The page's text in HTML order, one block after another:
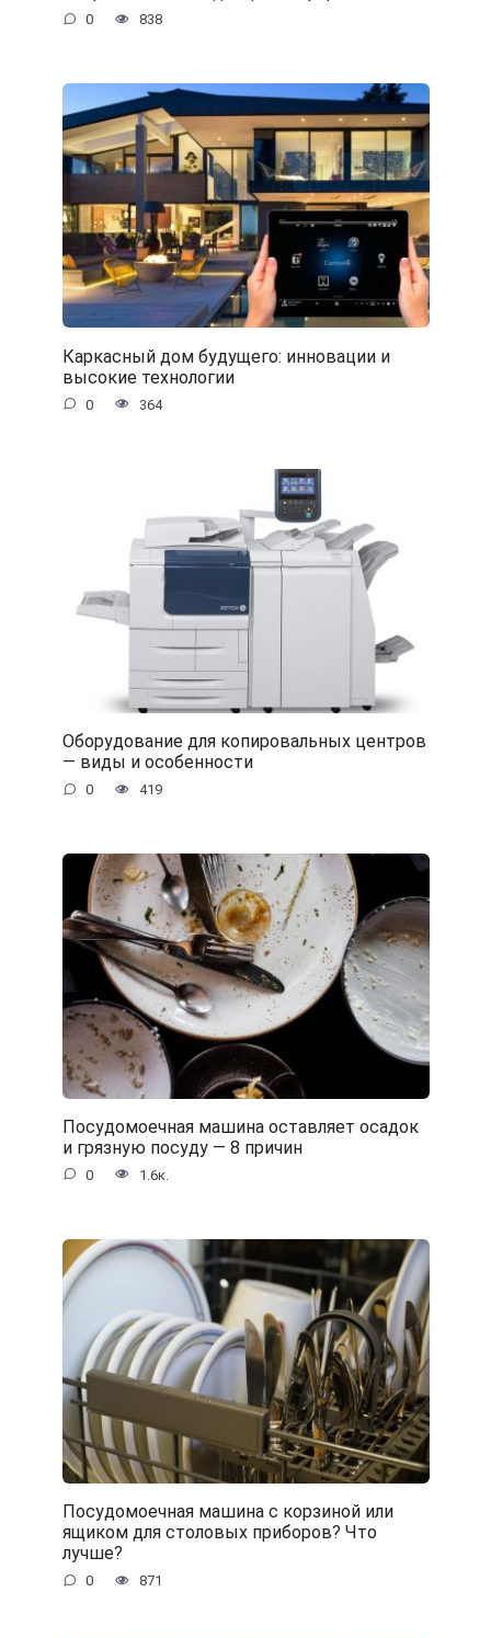
0 838
Каркасный дом будущего: инновации и
высокие технологии
0 364
Оборудование для копировальных центров
— виды и особенности
0 419
Посудомоечная машина оставляет осадок
и грязную посуду — 8 причин
0 1.6к.
Посудомоечная машина с корзиной или
ящиком для столовых приборов? Что
лучше?
0 871